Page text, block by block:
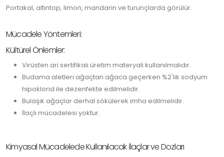
Portakal, altıntop, limon, mandarin ve turunçlarda görülür.
Mücadele Yöntemleri:
Kültürel Önlemler:
Virüsten ari sertifikalı üretim materyali kullanılmalıdır.
Budama aletleri ağaçtan ağaca geçerken %2'lik sodyum
hipoklorid ile dezenfekte edilmelidir.
Bulaşık ağaçlar derhal sökülerek imha edilmelidir.
İlaçlı mücadelesi yoktur.
Kimyasal Mücadelede Kullanılacak İlaçlar ve Dozları